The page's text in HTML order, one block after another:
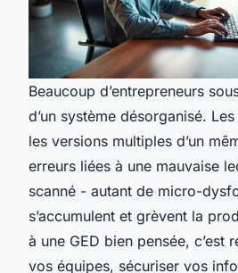
Beaucoup d’entrepreneurs
d’un système désorganisé.
les versions multiples d’un
erreurs liées à une mauvaise
scanné - autant de micro-
s’accumulent et grèvent la
à une GED bien pensée, c’est
vos équipes, sécuriser vos